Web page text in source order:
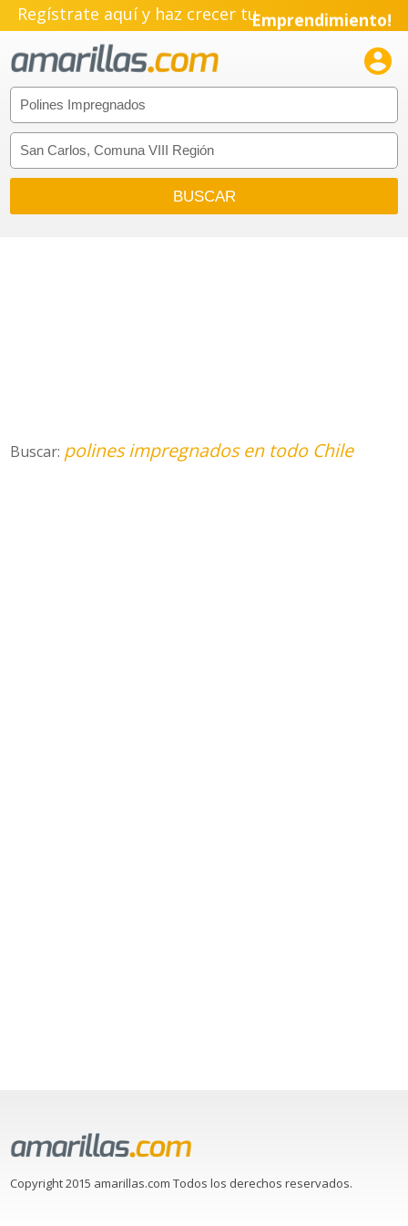
Regístrate aquí y haz crecer tuEmprendimiento!

Buscar: polines impregnados en todo Chile
Copyright 2015 amarillas.com Todos los derechos reservados.